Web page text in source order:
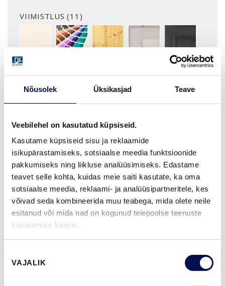
Nõusolek Üksikasjad Teave
Veebilehel on kasutatud küpsiseid.
Kasutame küpsiseid sisu ja reklaamide
isikupärastamiseks, sotsiaalse meedia funktsioonide
pakkumiseks ning liikluse analüüsimiseks. Edastame
teavet selle kohta, kuidas meie saiti kasutate, ka oma
sotsiaalse meedia, reklaami- ja analüüsipartneritele, kes
võivad seda kombineerida muu teabega, mida olete neile
esitanud või mida nad on kogunud teiepoolse teenuste
kasutamise käigus.
valik
VAJALIK
VIIMISTLUS (11)
NCS S0502-YERITOON (NCS S)
LAKITUD
MÕÕDUD
LEIA EDASIMÜÜJA
BROŠÜÜRE